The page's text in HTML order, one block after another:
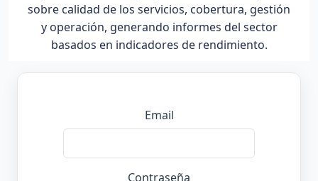
sobre calidad de los servicios, cobertura, gestión
y operación, generando informes del sector
basados en indicadores de rendimiento.
Email
Contraseña